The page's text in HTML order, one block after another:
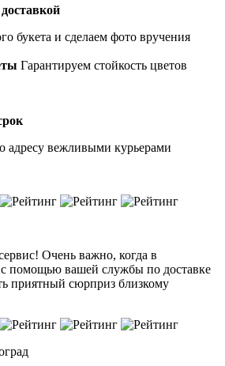
букета и сделаем фото вручения
Гарантируем стойкость цветов
адресу вежливыми курьерами
Очень важно, когда в
помощью вашей службы по доставке
приятный сюрприз близкому